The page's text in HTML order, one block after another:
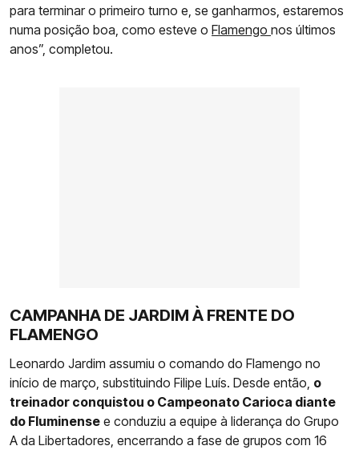
para terminar o primeiro turno e, se ganharmos, estaremos
numa posição boa, como esteve o Flamengo nos últimos
anos”, completou.
CAMPANHA DE JARDIM À FRENTE DO
FLAMENGO
Leonardo Jardim assumiu o comando do Flamengo no
início de março, substituindo Filipe Luís. Desde então, o
treinador conquistou o Campeonato Carioca diante
do Fluminense e conduziu a equipe à liderança do Grupo
A da Libertadores, encerrando a fase de grupos com 16